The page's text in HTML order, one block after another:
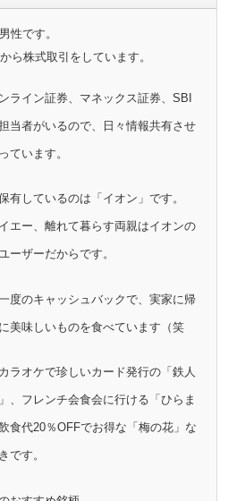
性です。
ら株式取引をしています。
ライン証券、マネックス証券、SBI
当者がいるので、日々情報共有させ
ています。
有しているのは「イオン」です。
エー、離れて暮らす両親はイオンの
ーザーだからです。
度のキャッシュバックで、実家に帰
美味しいものを食べています（笑
ラオケで珍しいカード発行の「鉄人
、フレンチ会食会に行ける「ひらま
食代20％OFFでお得な「梅の花」な
です。